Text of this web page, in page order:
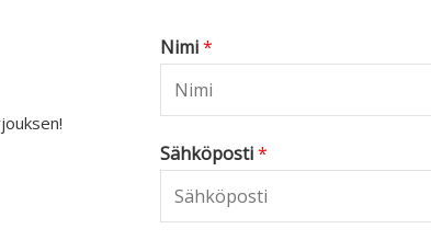
Nimi*
Sähköposti*